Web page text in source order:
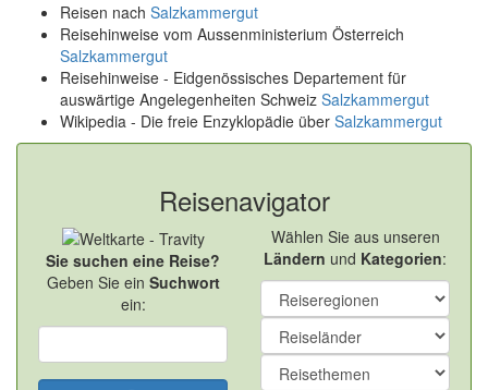
Reisen nach Salzkammergut
Reisehinweise vom Aussenministerium Österreich
Salzkammergut
Reisehinweise - Eidgenössisches Departement für
auswärtige Angelegenheiten Schweiz Salzkammergut
Wikipedia - Die freie Enzyklopädie über Salzkammergut
Reisenavigator
Sie suchen eine Reise?
Geben Sie ein Suchwort
ein:
Wählen Sie aus unseren
Ländern und Kategorien: